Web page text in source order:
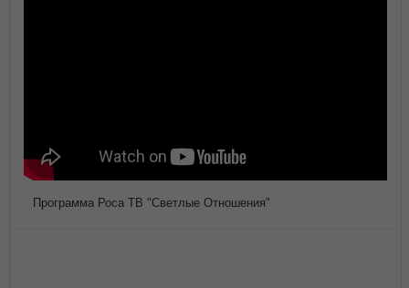
Программа Роса ТВ "Светлые Отношения"